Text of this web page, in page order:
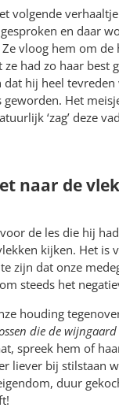
volgende
en daar
vloog hem om
had zo haar best
hij heel
Het
‘zag’ deze
naar de
de les die hij
kijken. Het is
zijn dat onze
steeds het
houding
die de
spreek hem of
liever bij stilstaan
duur